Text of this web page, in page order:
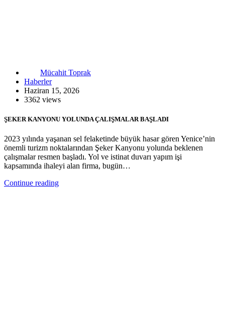
Mücahit Toprak
Haberler
Haziran 15, 2026
3362 views
ŞEKER KANYONU YOLUNDA ÇALIŞMALAR BAŞLADI
2023 yılında yaşanan sel felaketinde büyük hasar gören Yenice’nin
önemli turizm noktalarından Şeker Kanyonu yolunda beklenen
çalışmalar resmen başladı. Yol ve istinat duvarı yapım işi
kapsamında ihaleyi alan firma, bugün…
Continue reading